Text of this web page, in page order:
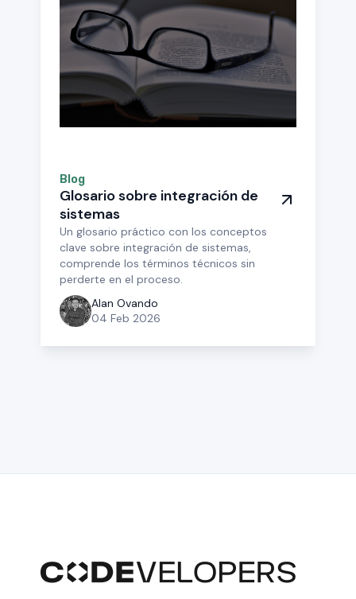
Blog
Glosario sobre integración de
sistemas
Un glosario práctico con los conceptos
clave sobre integración de sistemas,
comprende los términos técnicos sin
perderte en el proceso.
Alan Ovando
04 Feb 2026